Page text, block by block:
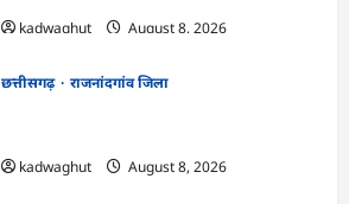
kadwaghut
August 8, 2026
छत्तीसगढ़
राजनांदगांव जिला
kadwaghut
August 8, 2026